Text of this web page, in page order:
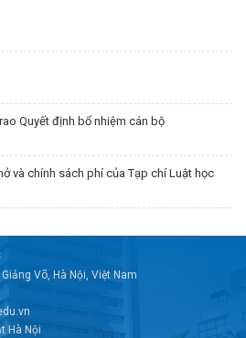
Quyết định bổ nhiệm cán bộ
và chính sách phí của Tạp chí Luật học
Võ, Hà Nội, Việt Nam
Hà Nội